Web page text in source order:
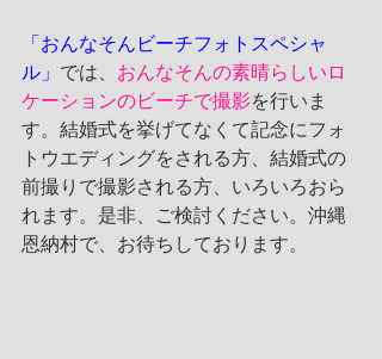
「おんなそんビーチフォトスペシャ
ル」 では、 おんなそんの素晴らしいロ
ケーションのビーチで撮影を行いま
す。結婚式を挙げてなくて記念にフォ
トウエディングをされる方、結婚式の
前撮りで撮影される方、いろいろおら
れます。是非、ご検討ください。沖縄
恩納村で、お待ちしております。